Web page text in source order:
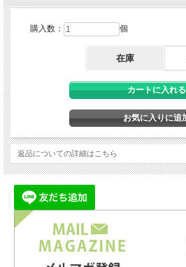
YouTubeにてツインビート∞の詳細を公開中！
ご使用方法はこちらで解説中
トレーニングコース
ハイバーニング機能により、一時的に自動で
肉に与えます。
搭載モード
購入数： 個
在庫
返品についての詳細はこちら